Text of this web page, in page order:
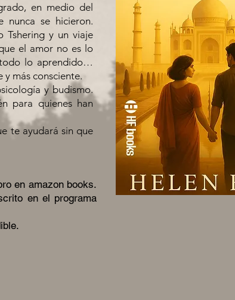
en medio del
nunca se hicieron.
Tshering y un viaje
el amor no es lo
lo aprendido…
y más consciente.
y budismo.
para quienes han
te ayudará sin que
en amazon books.
en el programa